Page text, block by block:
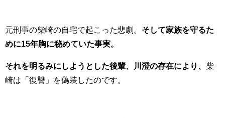
元刑事の柴崎の自宅で起こった悲劇。 そして家族を守るた
めに15年胸に秘めていた事実。
それを明るみにしようとした後輩、川澄の存在により、 柴
崎は「復讐」を偽装したのです。